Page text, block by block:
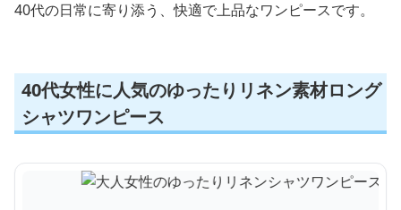
40代の日常に寄り添う、快適で上品なワンピースです。
40代女性に人気のゆったりリネン素材ロング
シャツワンピース